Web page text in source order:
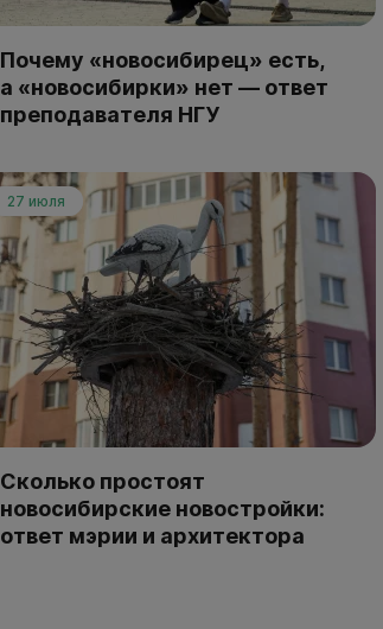
Почему «новосибирец» есть,
а «новосибирки» нет — ответ
преподавателя НГУ
27 июля
Сколько простоят
новосибирские новостройки:
ответ мэрии и архитектора